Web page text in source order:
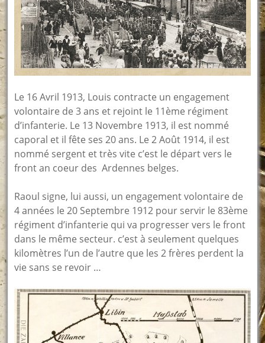
Le 16 Avril 1913, Louis contracte un engagement
volontaire de 3 ans et rejoint le 11ème régiment
d’infanterie. Le 13 Novembre 1913, il est nommé
caporal et il fête ses 20 ans. Le 2 Août 1914, il est
nommé sergent et très vite c’est le départ vers le
front an coeur des Ardennes belges.
Raoul signe, lui aussi, un engagement volontaire de
4 années le 20 Septembre 1912 pour servir le 83ème
régiment d’infanterie qui va progresser vers le front
dans le même secteur. c’est à seulement quelques
kilomètres l’un de l’autre que les 2 frères perdent la
vie sans se revoir …